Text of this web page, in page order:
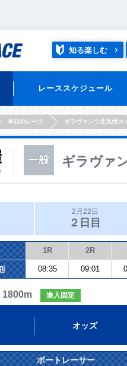
知る楽しむ
レーススケジュール
本日のレース ギラヴァンツ北九州カ
ギラヴァ
2月22日
２日目
1R 2R
08:35 09:01
進入固定
オッズ
ボートレーサー